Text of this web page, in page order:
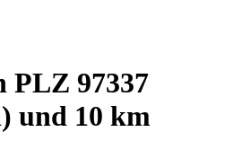
PLZ 97337
und 10 km